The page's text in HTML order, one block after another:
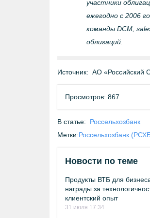
участники
ежегодно с 2006
команды DCM,
облигаций.
Источник: АО «Российский
Просмотров: 867
В статье:
Россельхозбанк
Метки:Россельхозбанк
Новости по теме
Продукты ВТБ для
награды за
клиентский опыт
31 июля 17:34